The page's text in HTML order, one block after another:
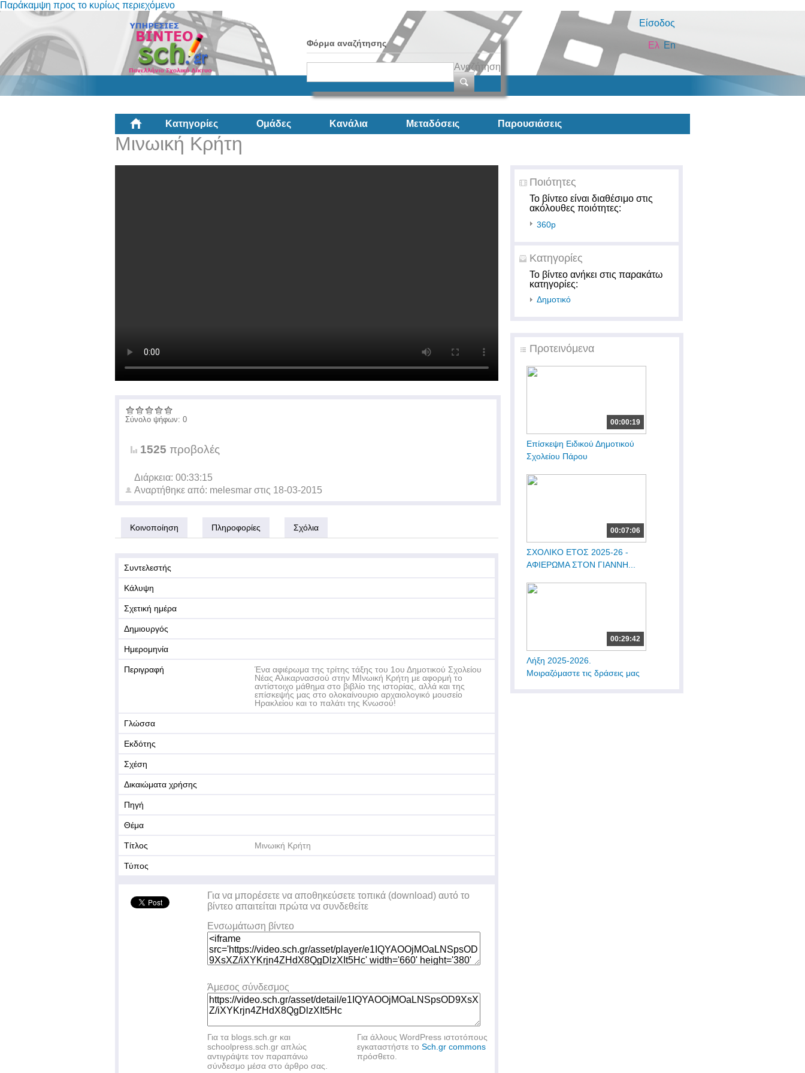
Παράκαμψη προς το κυρίως περιεχόμενο
Είσοδος
Φόρμα αναζήτησης
Αναζήτηση
En
Ελ
Κατηγορίες Ομάδες Κανάλια Μεταδόσεις Παρουσιάσεις
Μινωική Κρήτη
Ποιότητες
Το βίντεο είναι διαθέσιμο στις
ακόλουθες ποιότητες:
360p
Κατηγορίες
Το βίντεο ανήκει στις παρακάτω
κατηγορίες:
Δημοτικό
Προτεινόμενα
00:00:19
Επίσκεψη Ειδικού Δημοτικού
Σχολείου Πάρου
00:07:06
ΣΧΟΛΙΚΟ ΕΤΟΣ 2025-26 -
ΑΦΙΕΡΩΜΑ ΣΤΟΝ ΓΙΑΝΝΗ...
00:29:42
Λήξη 2025-2026.
Μοιραζόμαστε τις δράσεις μας
Σύνολο ψήφων: 0
1525 προβολές
Διάρκεια: 00:33:15
Αναρτήθηκε από: melesmar στις 18-03-2015
Κοινοποίηση Πληροφορίες Σχόλια
Συντελεστής
Κάλυψη
Σχετική ημέρα
Δημιουργός
Ημερομηνία
Περιγραφή
Ένα αφιέρωμα της τρίτης τάξης του 1ου Δημοτικού Σχολείου
Νέας Αλικαρνασσού στην ΜΙνωική Κρήτη με αφορμή το
αντίστοιχο μάθημα στο βιβλίο της ιστορίας, αλλά και της
επίσκεψής μας στο ολοκαίνουριο αρχαιολογικό μουσείο
Ηρακλείου και το παλάτι της Κνωσού!
Γλώσσα
Εκδότης
Σχέση
Δικαιώματα χρήσης
Πηγή
Θέμα
Τίτλος Μινωική Κρήτη
Τύπος
Για να μπορέσετε να αποθηκεύσετε τοπικά (download) αυτό το
βίντεο απαιτείται πρώτα να συνδεθείτε
Ενσωμάτωση βίντεο
Άμεσος σύνδεσμος
Για τα blogs.sch.gr και
schoolpress.sch.gr απλώς
αντιγράψτε τον παραπάνω
σύνδεσμο μέσα στο άρθρο σας.
Για άλλους WordPress ιστοτόπους
εγκαταστήστε το Sch.gr commons
πρόσθετο.